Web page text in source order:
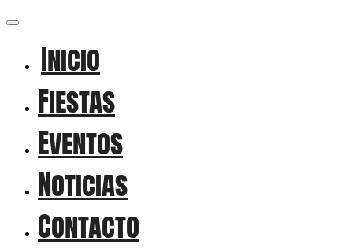
Inicio
Fiestas
Eventos
Noticias
Contacto